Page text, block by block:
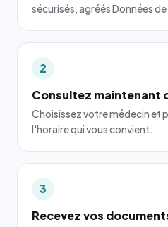
sécurisés, agréés Données
2
Consultez maintenant
Choisissez votre médecin et
l'horaire qui vous convient.
3
Recevez vos